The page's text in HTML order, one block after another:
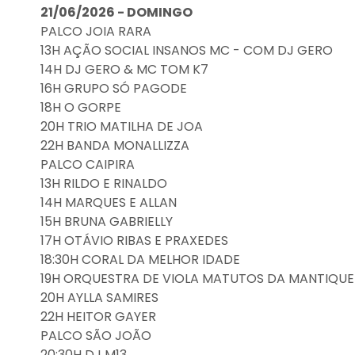
21/06/2026 - DOMINGO
PALCO JOIA RARA
13H AÇÃO SOCIAL INSANOS MC - COM DJ GERO
14H DJ GERO & MC TOM K7
16H GRUPO SÓ PAGODE
18H O GORPE
20H TRIO MATILHA DE JOA
22H BANDA MONALLIZZA
PALCO CAIPIRA
13H RILDO E RINALDO
14H MARQUES E ALLAN
15H BRUNA GABRIELLY
17H OTÁVIO RIBAS E PRAXEDES
18:30H CORAL DA MELHOR IDADE
19H ORQUESTRA DE VIOLA MATUTOS DA
20H AYLLA SAMIRES
22H HEITOR GAYER
PALCO SÃO JOÃO